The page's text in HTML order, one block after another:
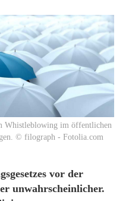
Whistleblowing im öffentlichen
© filograph - Fotolia.com
vor der
unwahrscheinlicher.